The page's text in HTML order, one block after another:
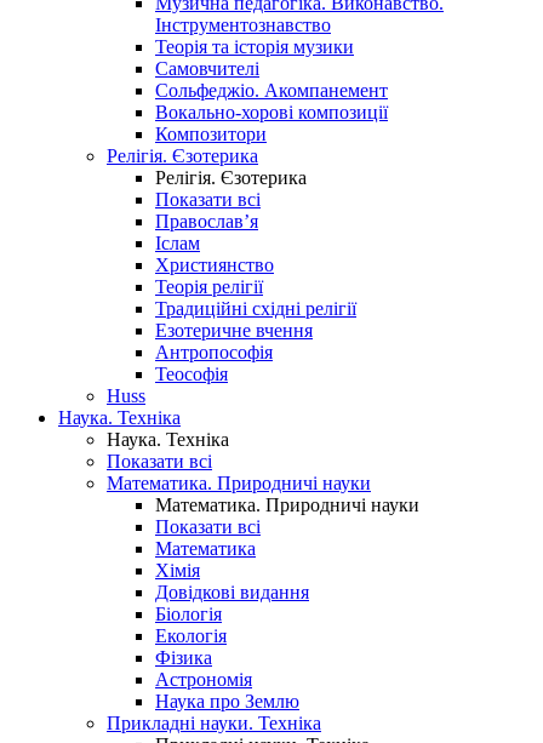
Інструментознавство
Теорія та історія музики
Самовчителі
Сольфеджіо. Акомпанемент
Вокально-хорові композиції
Композитори
Релігія. Єзотерика
Релігія. Єзотерика
Показати всі
Православ’я
Іслам
Християнство
Теорія релігії
Традиційні східні релігії
Езотеричне вчення
Антропософія
Теософія
Huss
Наука. Техніка
Наука. Техніка
Показати всі
Математика. Природничі науки
Математика. Природничі науки
Показати всі
Математика
Хімія
Довідкові видання
Біологія
Екологія
Фізика
Астрономія
Наука про Землю
Прикладні науки. Техніка